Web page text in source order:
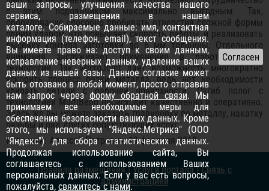
с этим подрядчиком максимально выгодным. Так,
оборудование способно пробивать отверстия сложной формы
одним ударом, что повышает скорость работы, и реализовать
высечку контура заготовки до 6 мм толщины. Отдельного
внимания заслуживает применение в работе особых
технологий. Так, MicroJoint дает возможность многократно
ускорить процесс резки металла, ведь нет необходимости
убирать детали с рабочей поверхности. Отгиб полог с
технологией MultiBend происходит качественно и оперативно.
Здесь же вы можете заказать гравировку по металлу, накатку
резьбы и ряд других сопутствующих услуг.
Источник: Алексей Петрович, 19 февраля 2019
Правила размещения|Услуги портала|Связь с
администрацией
ваши запросы, улучшения качества нашего
сервиса, размещения в нашем
каталоге. Собираемые данные: имя, контактная
информация (телефон, email), текст сообщения.
Вы имеете право на: доступ к своим данным,
исправление неверных данных, удаление ваших
данных из нашей базы. Данное согласие может
быть отозвано в любой момент, просто отправив
нам запрос через форму обратной связи. Мы
принимаем все необходимые меры для
обеспечения безопасности ваших данных. Кроме
этого, мы используем "Яндекс.Метрика" (ООО
"Яндекс") для сбора статистических данных.
Продолжая использование сайта, Вы
соглашаетесь с использованием Ваших
персональных данных. Если у вас есть вопросы,
пожалуйста, свяжитесь с нами.